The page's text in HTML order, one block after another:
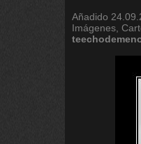
Añadido
Imágenes,